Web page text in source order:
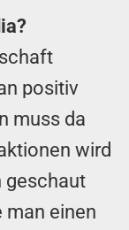
positiv
muss da
wird
geschaut
man einen